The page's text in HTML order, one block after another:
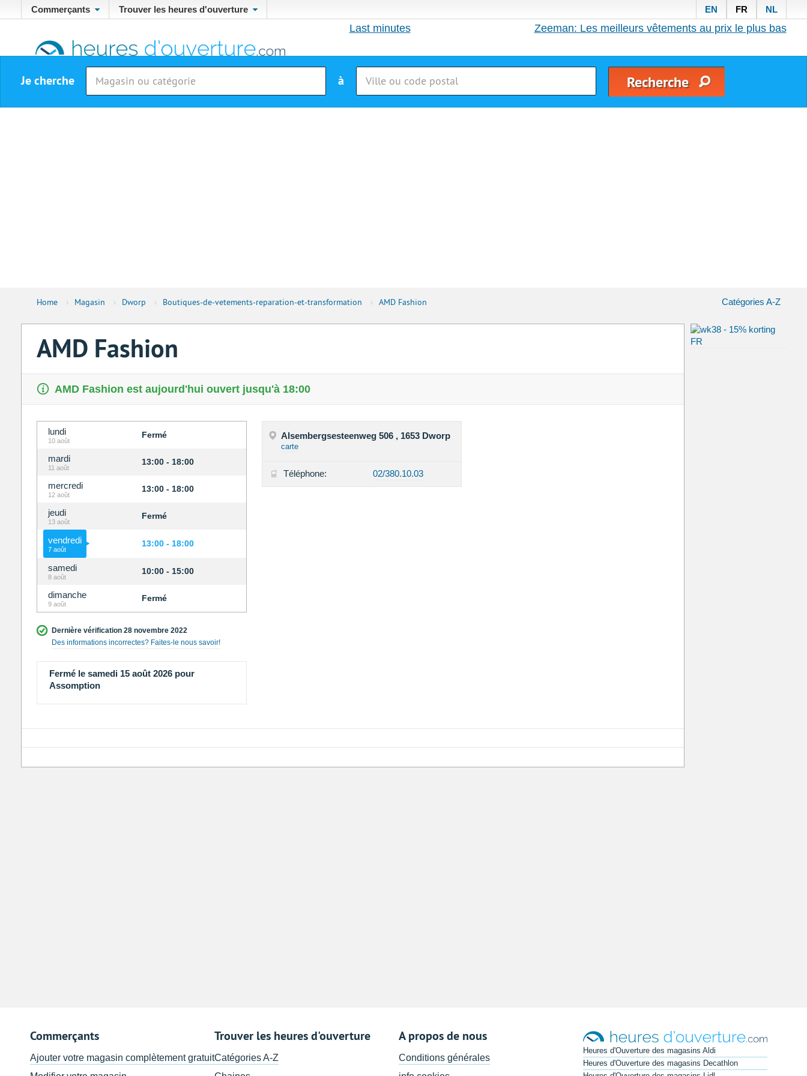
Commerçants Trouver les heures d'ouverture EN FR NL
Last minutes Zeeman: Les meilleurs vêtements au prix le plus bas
Je cherche à
Home › Magasin › Dworp › Boutiques-de-vetements-reparation-et-transformation › AMD Fashion Catégories A-Z
AMD Fashion
AMD Fashion est aujourd'hui ouvert jusqu'à 18:00
lundi
10 août
Fermé
mardi
11 août
13:00 - 18:00
mercredi
12 août
13:00 - 18:00
jeudi
13 août
Fermé
vendredi
7 août
13:00 - 18:00
samedi
8 août
10:00 - 15:00
dimanche
9 août
Fermé
Dernière vérification 28 novembre 2022
Des informations incorrectes? Faites-le nous savoir!
Fermé le samedi 15 août 2026 pour
Assomption
Alsembergsesteenweg 506 , 1653 Dworp
carte
Téléphone: 02/380.10.03
Commerçants
Ajouter votre magasin complètement gratuit
Trouver les heures d'ouverture
Catégories A-Z
A propos de nous
Conditions générales
Heures d'Ouverture des magasins Aldi
Heures d'Ouverture des magasins Decathlon